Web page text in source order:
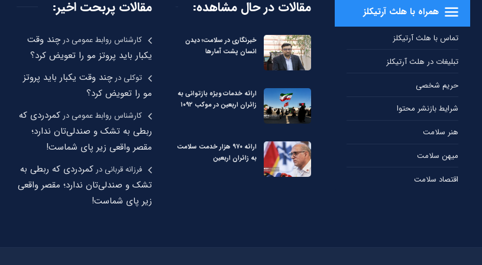
همراه با هلث آرتیکلز
تماس با هلث آرتیکلز
تبلیغات در هلث آرتیکلز
حریم شخصی
شرایط بازنشر محتوا
هنر سلامت
میهن سلامت
اقتصاد سلامت
مقالات در حال مشاهده:
خبرنگاری در سلامت؛ دیدن
انسان پشت آمارها
ارائه خدمات ویژه بازتوانی به
زائران اربعین در موکب ۱۰۹۲
ارائه ۹۷۰ هزار خدمت سلامت
به زائران اربعین
مقالات پربحت اخیر:
کارشناس روابط عمومیدرچند وقت
یکبار باید پروتز مو را تعویض کرد؟
توکلیدرچند وقت یکبار باید پروتز
مو را تعویض کرد؟
کارشناس روابط عمومیدر کمردردی که
ربطی به تشک و صندلی‌تان ندارد؛
مقصر واقعی زیر پای شماست!
فرزانه قربانیدر کمردردی که ربطی به
تشک و صندلی‌تان ندارد؛ مقصر واقعی
زیر پای شماست!